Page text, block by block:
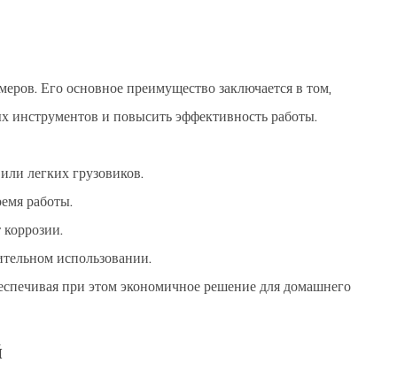
Его основное преимущество заключается в том,
инструментов и повысить эффективность работы.
легких грузовиков.
работы.
использовании.
при этом экономичное решение для домашнего